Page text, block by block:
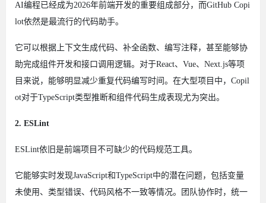
AI编程已经成为2026年前端开发的重要组成部分，而GitHub Copi
lot依然是最流行的代码助手。
它可以根据上下文生成代码、补全函数、编写注释，甚至能够协
助完成组件开发和接口调用逻辑。对于React、Vue、Next.js等项
目来说，能够明显减少重复代码编写时间。在大型项目中，Copil
ot对于TypeScript类型推断和组件代码生成表现尤为突出。
2. ESLint
ESLint依旧是前端项目不可缺少的代码规范工具。
它能够实时发现JavaScript和TypeScript中的潜在问题，包括变量
未使用、类型错误、代码风格不一致等情况。团队协作时，统一